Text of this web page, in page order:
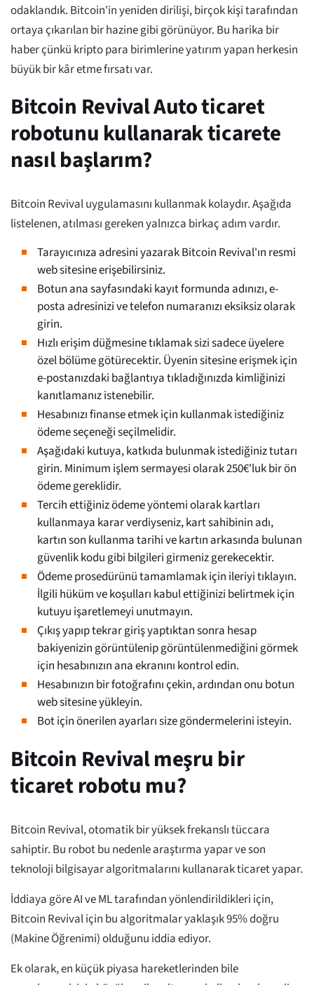
odaklandık. Bitcoin'in yeniden dirilişi, birçok kişi tarafından
ortaya çıkarılan bir hazine gibi görünüyor. Bu harika bir
haber çünkü kripto para birimlerine yatırım yapan herkesin
büyük bir kâr etme fırsatı var.
Bitcoin Revival Auto ticaret
robotunu kullanarak ticarete
nasıl başlarım?
Bitcoin Revival uygulamasını kullanmak kolaydır. Aşağıda
listelenen, atılması gereken yalnızca birkaç adım vardır.
Tarayıcınıza adresini yazarak Bitcoin Revival'ın resmi
web sitesine erişebilirsiniz.
Botun ana sayfasındaki kayıt formunda adınızı, e-
posta adresinizi ve telefon numaranızı eksiksiz olarak
girin.
Hızlı erişim düğmesine tıklamak sizi sadece üyelere
özel bölüme götürecektir. Üyenin sitesine erişmek için
e-postanızdaki bağlantıya tıkladığınızda kimliğinizi
kanıtlamanız istenebilir.
Hesabınızı finanse etmek için kullanmak istediğiniz
ödeme seçeneği seçilmelidir.
Aşağıdaki kutuya, katkıda bulunmak istediğiniz tutarı
girin. Minimum işlem sermayesi olarak 250€'luk bir ön
ödeme gereklidir.
Tercih ettiğiniz ödeme yöntemi olarak kartları
kullanmaya karar verdiyseniz, kart sahibinin adı,
kartın son kullanma tarihi ve kartın arkasında bulunan
güvenlik kodu gibi bilgileri girmeniz gerekecektir.
Ödeme prosedürünü tamamlamak için ileriyi tıklayın.
İlgili hüküm ve koşulları kabul ettiğinizi belirtmek için
kutuyu işaretlemeyi unutmayın.
Çıkış yapıp tekrar giriş yaptıktan sonra hesap
bakiyenizin görüntülenip görüntülenmediğini görmek
için hesabınızın ana ekranını kontrol edin.
Hesabınızın bir fotoğrafını çekin, ardından onu botun
web sitesine yükleyin.
Bot için önerilen ayarları size göndermelerini isteyin.
Bitcoin Revival meşru bir
ticaret robotu mu?
Bitcoin Revival, otomatik bir yüksek frekanslı tüccara
sahiptir. Bu robot bu nedenle araştırma yapar ve son
teknoloji bilgisayar algoritmalarını kullanarak ticaret yapar.
İddiaya göre AI ve ML tarafından yönlendirildikleri için,
Bitcoin Revival için bu algoritmalar yaklaşık 95% doğru
(Makine Öğrenimi) olduğunu iddia ediyor.
Ek olarak, en küçük piyasa hareketlerinden bile